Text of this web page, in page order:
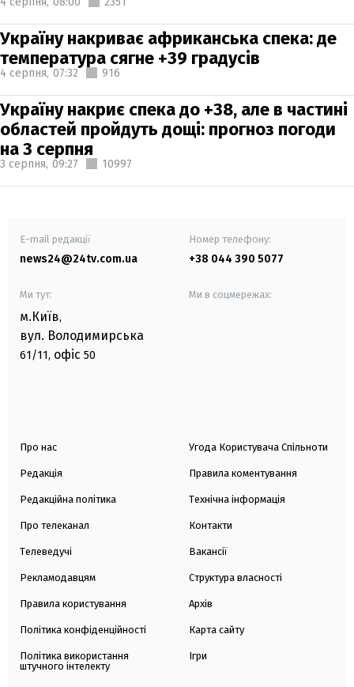
Україну накриває африканська спека: де
температура сягне +39 градусів
4 серпня, 07:32 916
Україну накриє спека до +38, але в частині
областей пройдуть дощі: прогноз погоди
на 3 серпня
3 серпня, 09:27 10997
E-mail редакції
news24@24tv.com.ua
Номер телефону:
+38 044 390 5077
Ми тут:
м.Київ,
вул. Володимирська
61/11, офіс 50
Ми в соцмережах:
Про нас
Редакція
Редакційна політика
Про телеканал
Телеведучі
Рекламодавцям
Правила користування
Політика конфіденційності
Політика використання
штучного інтелекту
Угода Користувача Спільноти
Правила коментування
Технічна інформація
Контакти
Вакансії
Структура власності
Архів
Карта сайту
Ігри